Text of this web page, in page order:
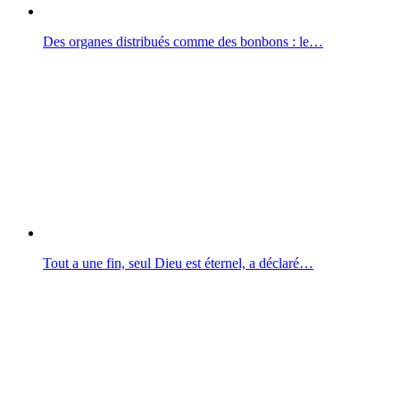
Des organes distribués comme des bonbons : le…
Tout a une fin, seul Dieu est éternel, a déclaré…